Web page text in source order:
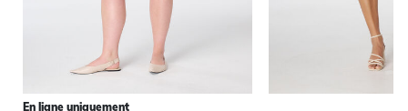
En ligne uniquement